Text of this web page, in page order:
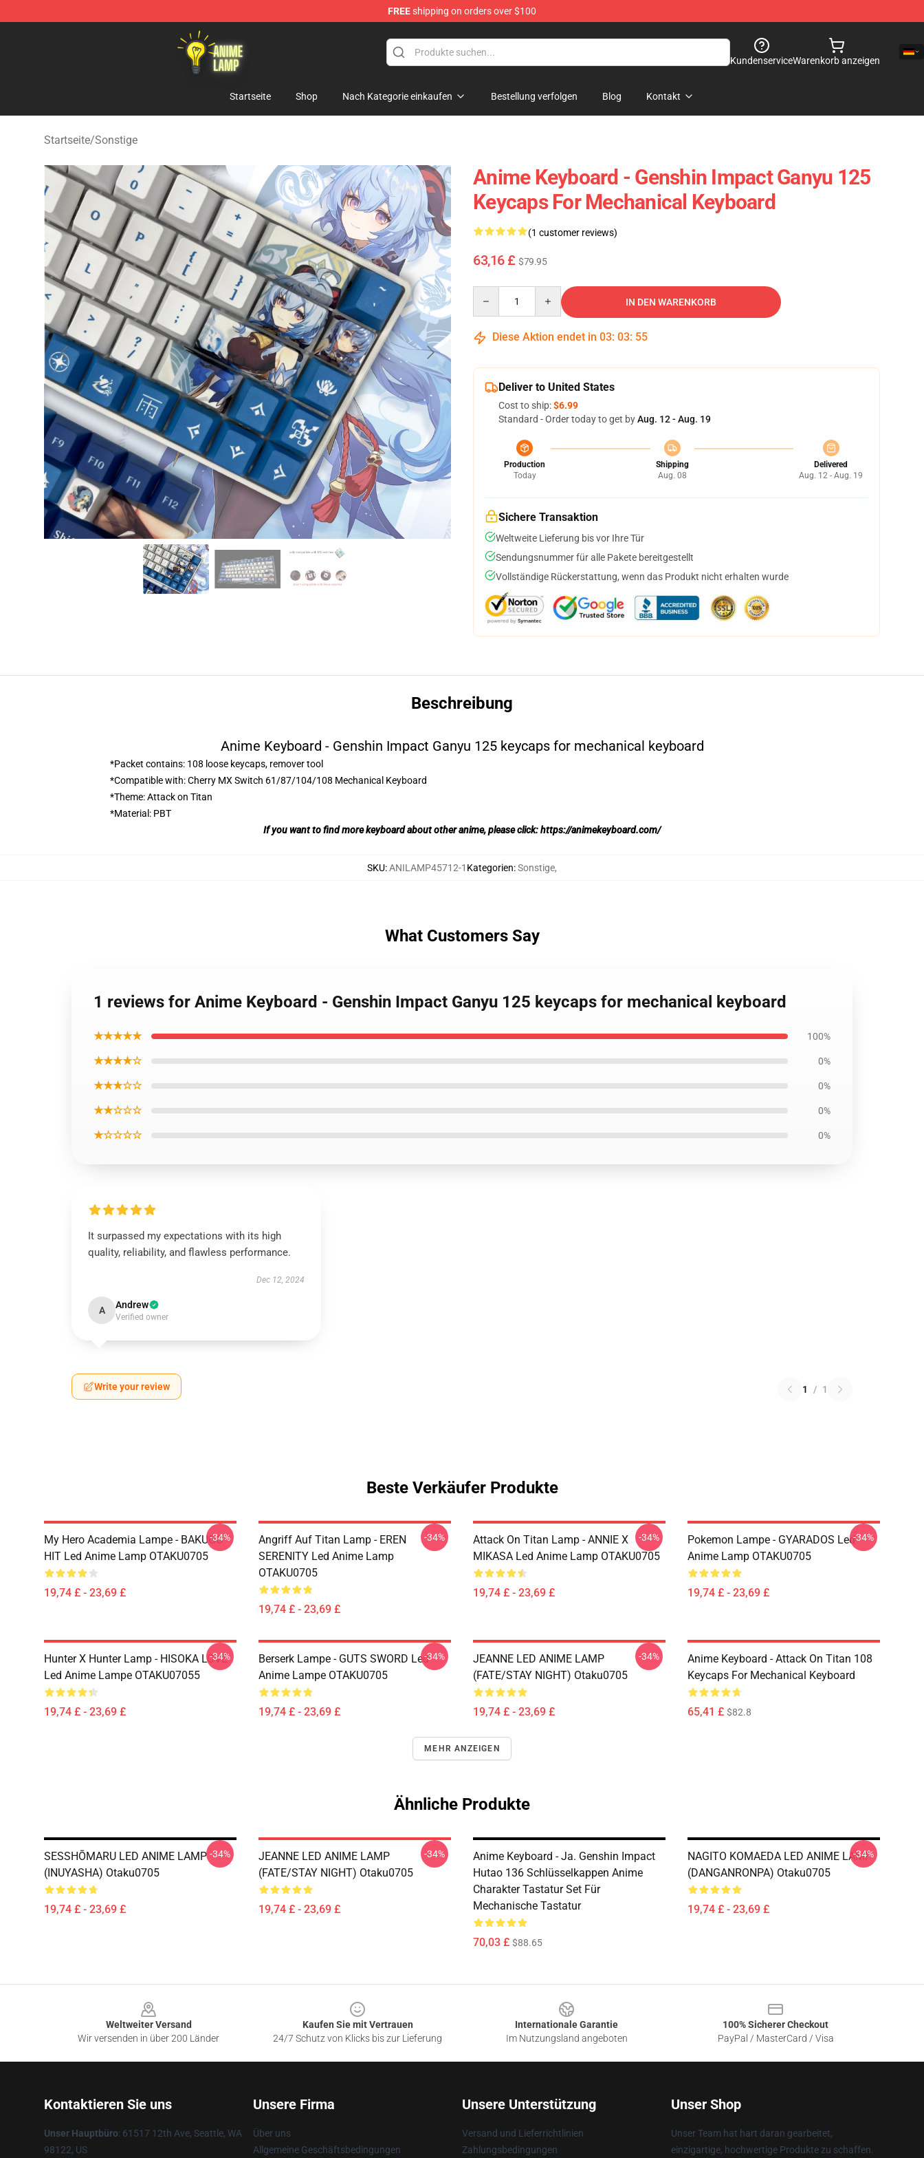
FREEshipping on orders over $100
Anime Lamp Shop - The Best Store of Anime Lamp
KundenserviceWarenkorb anzeigen
Startseite Shop Nach Kategorie einkaufen Bestellung verfolgen Blog Kontakt
Startseite/Sonstige
Anime Keyboard - Genshin Impact Ganyu 125
Keycaps For Mechanical Keyboard
(1 customer reviews)
63,16 £ $79.95
IN DEN WARENKORB
Diese Aktion endet in 03: 03: 54
Deliver to United States
Cost to ship:$6.99
Standard - Order today to get byAug. 12 - Aug. 19
Production
Today
Shipping
Aug. 08
Delivered
Aug. 12 - Aug. 19
Sichere Transaktion
Weltweite Lieferung bis vor Ihre Tür
Sendungsnummer für alle Pakete bereitgestellt
Vollständige Rückerstattung, wenn das Produkt nicht erhalten wurde
Beschreibung
Anime Keyboard - Genshin Impact Ganyu 125 keycaps for mechanical keyboard
*Packet contains: 108 loose keycaps, remover tool
*Compatible with: Cherry MX Switch 61/87/104/108 Mechanical Keyboard
*Theme: Attack on Titan
*Material: PBT
If you want to find more keyboard about other anime, please click:https://animekeyboard.com/
SKU:ANILAMP45712-1 Kategorien:Sonstige,
What Customers Say
1 reviews for Anime Keyboard - Genshin Impact Ganyu 125 keycaps for mechanical keyboard
★★★★★ 100%
★★★★☆ 0%
★★★☆☆ 0%
★★☆☆☆ 0%
★☆☆☆☆ 0%
It surpassed my expectations with its high
quality, reliability, and flawless performance.
Dec 12, 2024
A Andrew
Verified owner
Write your review 1 / 1
Beste Verkäufer Produkte
My Hero Academia Lampe - BAKUGO
HIT Led Anime Lamp OTAKU0705
19,74 £ - 23,69 £
-34%
Angriff Auf Titan Lamp - EREN
SERENITY Led Anime Lamp
OTAKU0705
19,74 £ - 23,69 £
-34%
Attack On Titan Lamp - ANNIE X
MIKASA Led Anime Lamp OTAKU0705
19,74 £ - 23,69 £
-34%
Pokemon Lampe - GYARADOS Led
Anime Lamp OTAKU0705
19,74 £ - 23,69 £
-34%
Hunter X Hunter Lamp - HISOKA LOVE
Led Anime Lampe OTAKU07055
19,74 £ - 23,69 £
-34%
Berserk Lampe - GUTS SWORD Led
Anime Lampe OTAKU0705
19,74 £ - 23,69 £
-34%
JEANNE LED ANIME LAMP
(FATE/STAY NIGHT) Otaku0705
19,74 £ - 23,69 £
-34%
Anime Keyboard - Attack On Titan 108
Keycaps For Mechanical Keyboard
65,41 £ $82.8
MEHR ANZEIGEN
Ähnliche Produkte
SESSHŌMARU LED ANIME LAMP
(INUYASHA) Otaku0705
19,74 £ - 23,69 £
-34%
JEANNE LED ANIME LAMP
(FATE/STAY NIGHT) Otaku0705
19,74 £ - 23,69 £
-34%
Anime Keyboard - Ja. Genshin Impact
Hutao 136 Schlüsselkappen Anime
Charakter Tastatur Set Für
Mechanische Tastatur
70,03 £ $88.65
NAGITO KOMAEDA LED ANIME LAMP
(DANGANRONPA) Otaku0705
19,74 £ - 23,69 £
-34%
Weltweiter Versand
Wir versenden in über 200 Länder
Kaufen Sie mit Vertrauen
24/7 Schutz von Klicks bis zur Lieferung
Internationale Garantie
Im Nutzungsland angeboten
100% Sicherer Checkout
PayPal / MasterCard / Visa
Kontaktieren Sie uns
Unser Hauptbüro: 61517 12th Ave, Seattle, WA
98122, US
Unsere Firma
Über uns
Allgemeine Geschäftsbedingungen
Unsere Unterstützung
Versand und Lieferrichtlinien
Zahlungsbedingungen
Unser Shop
Unser Team hat hart daran gearbeitet,
einzigartige, hochwertige Produkte zu schaffen.